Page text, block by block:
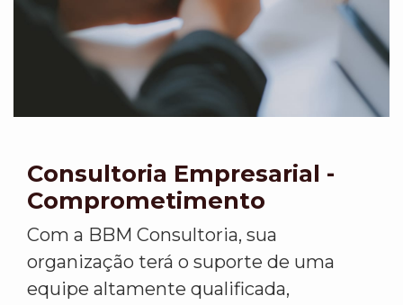
Consultoria Empresarial -
Comprometimento
Com a BBM Consultoria, sua
organização terá o suporte de uma
equipe altamente qualificada,